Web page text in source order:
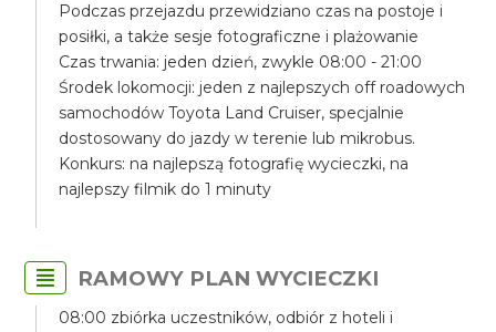
Podczas przejazdu przewidziano czas na postoje i
posiłki, a także sesje fotograficzne i plażowanie
Czas trwania: jeden dzień, zwykle 08:00 - 21:00
Środek lokomocji: jeden z najlepszych off roadowych
samochodów Toyota Land Cruiser, specjalnie
dostosowany do jazdy w terenie lub mikrobus.
Konkurs: na najlepszą fotografię wycieczki, na
najlepszy filmik do 1 minuty
RAMOWY PLAN WYCIECZKI
08:00 zbiórka uczestników, odbiór z hoteli i